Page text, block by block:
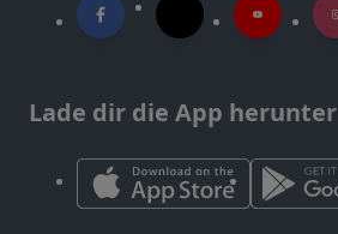
Lade dir die App herunter